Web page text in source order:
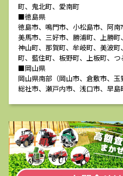
町、鬼北町、愛南町
■徳島県
徳島市、鳴門市、小松島市、阿南
美馬市、三好市、勝浦町、上勝町
神山町、那賀町、牟岐町、美波
町、藍住町、板野町、上板町、
■岡山県
岡山県南部（岡山市、倉敷市、玉
総社市、瀬戸内市、浅口市、早島